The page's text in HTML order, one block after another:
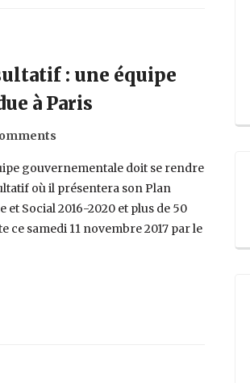
: une équipe
à Paris
gouvernementale doit se rendre
où il présentera son Plan
Social 2016-2020 et plus de 50
ce samedi 11 novembre 2017 par le